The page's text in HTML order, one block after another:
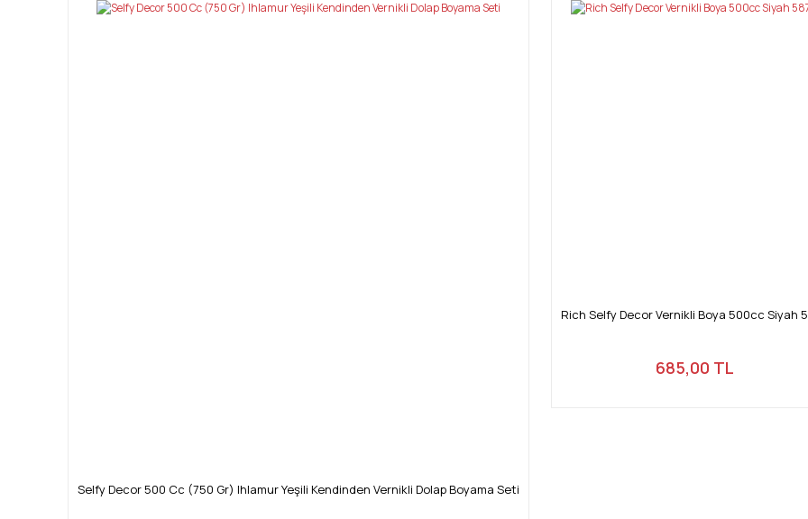
Ürün resmi kalitesiz, bozuk veya görüntülenemiyor.
Selfy Decor 500 Cc (750 Gr) Ihlamur Yeşili Kendinden Vernikli Dolap Boyama Seti
Rich Selfy Decor Vernikli Boya 500cc Siyah
685,00 TL